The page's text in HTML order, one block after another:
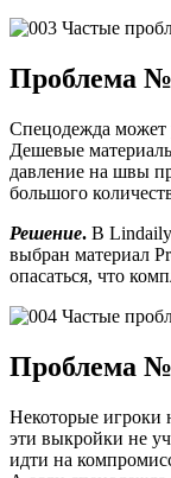
Проблема
Спецодежда может
Дешевые
давление на швы
большого
Решение. В Lindaily
выбран материал
опасаться, что
Проблема
Некоторые игроки
эти выкройки не
идти на